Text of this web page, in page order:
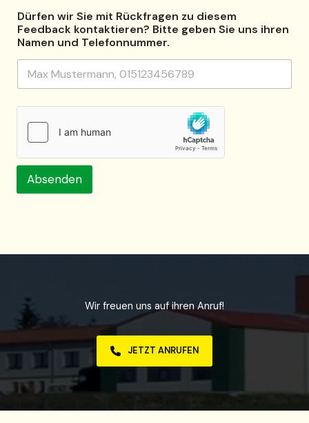
i
e
s
e
D
r
p
s
Dürfen wir Sie mit Rückfragen zu diesem
Feedback kontaktieren? Bitte geben Sie uns ihren
Namen und Telefonnummer.
Absenden
Wir freuen uns auf ihren Anruf!
JETZT ANRUFEN